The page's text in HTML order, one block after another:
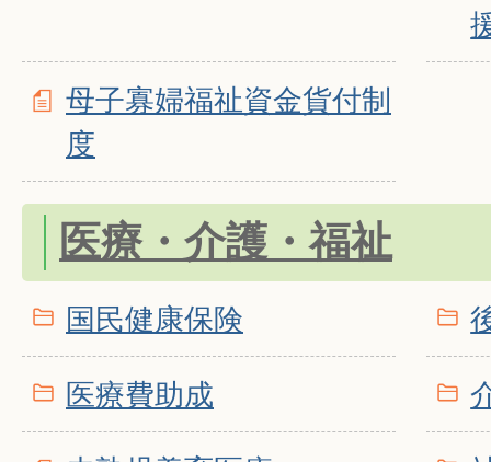
母子寡婦福祉資金貨付制
度
医療・介護・福祉
国民健康保険
医療費助成